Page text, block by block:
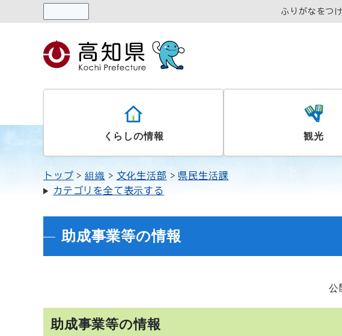
ふりがなをつ
くらしの情報 観光
トップ 組織 文化生活部
県民生活課
カテゴリを全て表示する
助成事業等の情報
公
助成事業等の情報